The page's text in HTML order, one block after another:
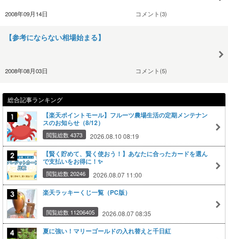
2008年09月14日 コメント(3)
【参考にならない相場始まる】
2008年08月03日 コメント(5)
総合記事ランキング
【楽天ポイントモール】フルーツ農場生活の定期メンテナン
スのお知らせ（8/12）
閲覧総数 4373 2026.08.10 08:19
【賢く貯めて、賢く使おう！】あなたに合ったカードを選ん
で支払いをお得に！✨
閲覧総数 20246 2026.08.07 11:00
楽天ラッキーくじ一覧（PC版）
閲覧総数 11206405 2026.08.07 08:35
夏に強い！マリーゴールドの入れ替えと千日紅